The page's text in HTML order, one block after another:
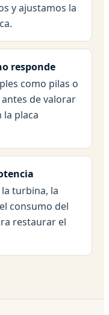
y ajustamos la
responde
como pilas o
de valorar
placa
turbina, la
consumo del
restaurar el